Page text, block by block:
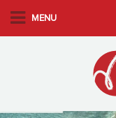
m
MENU